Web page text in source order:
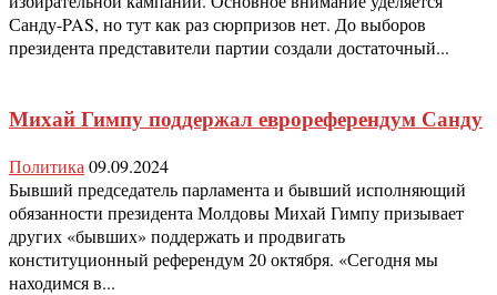
Санду-PAS, но тут как раз сюрпризов нет. До выборов
президента представители партии создали достаточный...
Михай Гимпу поддержал еврореферендум Санду
Политика 09.09.2024
Бывший председатель парламента и бывший исполняющий
обязанности президента Молдовы Михай Гимпу призывает
других «бывших» поддержать и продвигать
конституционный референдум 20 октября. «Сегодня мы
находимся в...